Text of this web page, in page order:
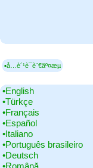
▪å…è´¹è¯­è¨€äº¤æµ
•‎English
•‎Türkçe
•‎Français
•‎Español
•‎Italiano
•‎Português brasileiro
•‎Deutsch
•‎Română